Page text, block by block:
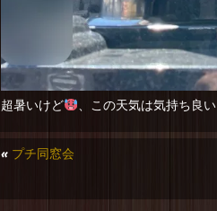
超暑いけど 、この天気は気持ち良い
« プチ同窓会